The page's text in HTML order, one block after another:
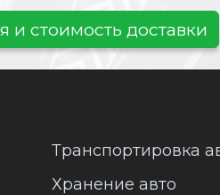
и стоимость доставки
Транспортировка
Хранение авто